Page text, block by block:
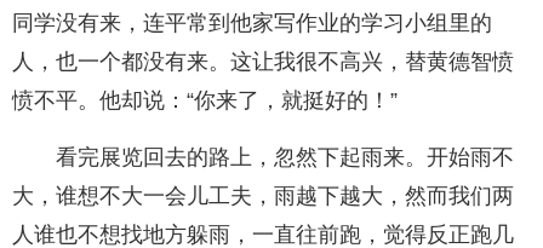
同学没有来，连平常到他家写作业的学习小组里的
人，也一个都没有来。这让我很不高兴，替黄德智愤
愤不平。他却说：“你来了，就挺好的！”
看完展览回去的路上，忽然下起雨来。开始雨不
大，谁想不大一会儿工夫，雨越下越大，然而我们两
人谁也不想找地方躲雨，一直往前跑，觉得反正跑几